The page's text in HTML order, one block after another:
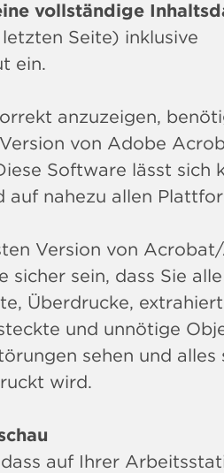
vollständige
Seite) inklusive
ein.
anzuzeigen,
von Adobe
Software lässt sich
auf nahezu allen
Version von
sicher sein, dass Sie
Überdrucke,
und unnötige
sehen und alles
wird.
auf Ihrer